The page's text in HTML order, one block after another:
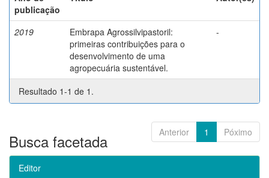
publicação
2019
Embrapa Agrossilvipastoril:
primeiras contribuições para o
desenvolvimento de uma
agropecuária sustentável.
-
Resultado 1-1 de 1.
Anterior 1 Póximo
Busca facetada
Editor